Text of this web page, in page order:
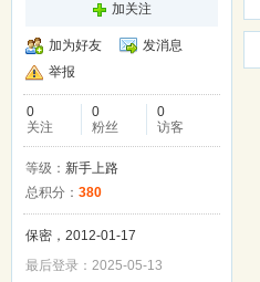
加关注
加为好友
发消息
举报
0
关注
0
粉丝
0
访客
等级： 新手上路
总积分： 380
保密，2012-01-17
最后登录：2025-05-13